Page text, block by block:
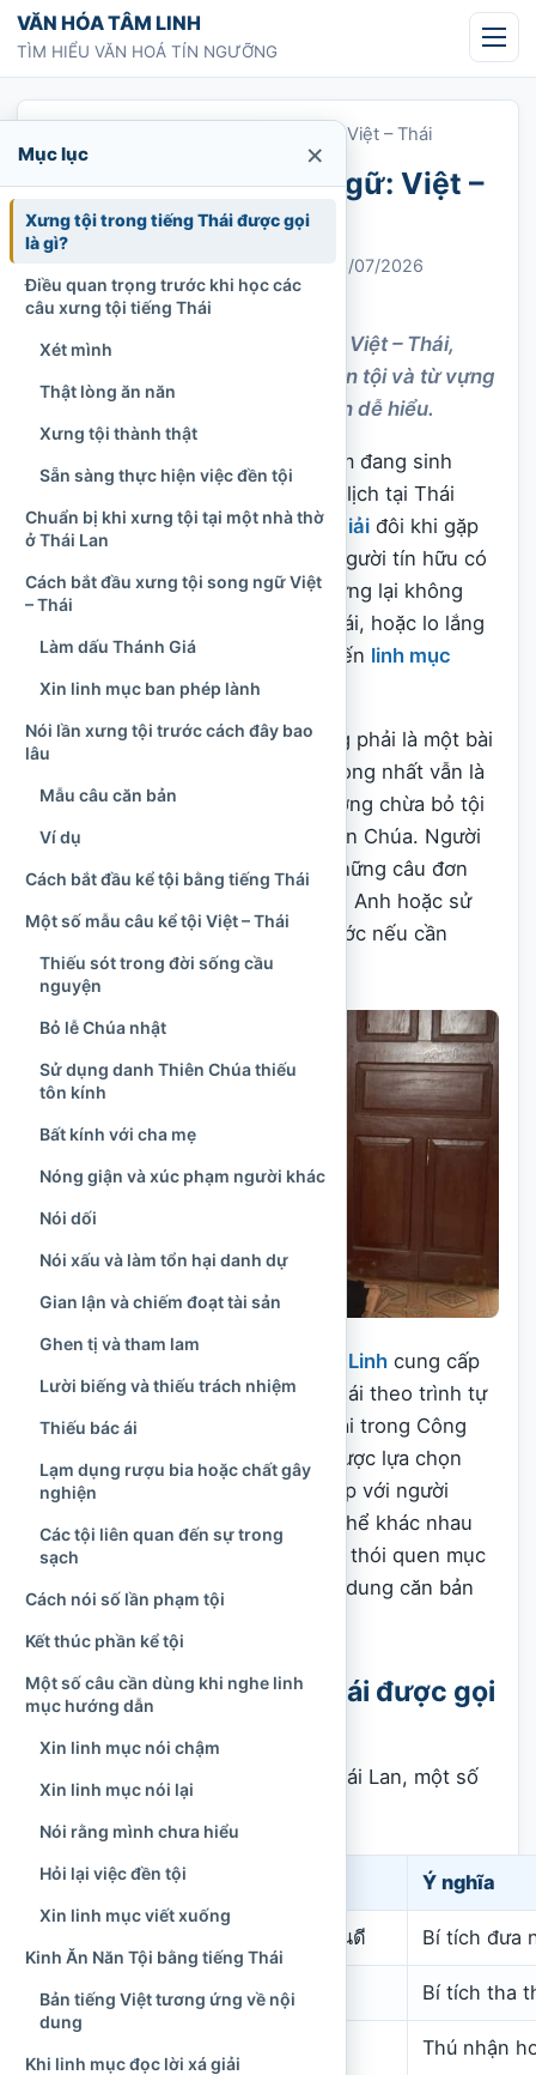
Chuyển tới nội dung
VĂN HÓA TÂM LINH
TÌM HIỂU VĂN HOÁ TÍN NGƯỠNG
Cách xưng tội song ngữ: Việt – Thái
Cách xưng tội song ngữ: Việt –
Thái
Cập nhật: 23/07/2026
Công giáo
900 lượt xem
Hướng dẫn xưng tội song ngữ Việt – Thái,
gồm mẫu đối thoại, kinh ăn năn tội và từ vựng
cần dùng khi dự lễ tại Thái Lan dễ hiểu.
Đối với người Công giáo Việt Nam đang sinh
sống, học tập, lao động hoặc du lịch tại Thái
Lan, việc lãnh nhận Bí tích Hòa Giải đôi khi gặp
trở ngại vì khác biệt ngôn ngữ. Người tín hữu có
thể biết mình cần nói điều gì nhưng lại không
biết cách diễn đạt bằng tiếng Thái, hoặc lo lắng
rằng phát âm không đúng sẽ khiến linh mục
không hiểu.
Trên thực tế, việc xưng tội không phải là một bài
kiểm tra ngoại ngữ. Điều quan trọng nhất vẫn là
lòng thành thật, sự ăn năn, ý hướng chừa bỏ tội
lỗi và ước muốn hòa giải với Thiên Chúa. Người
xưng tội có thể trình bày bằng những câu đơn
giản, kết hợp tiếng Thái với tiếng Anh hoặc sử
dụng một tờ giấy đã chuẩn bị trước nếu cần
thiết.
Trong bài viết này, Văn Hóa Tâm Linh cung cấp
cách xưng tội song ngữ Việt – Thái theo trình tự
thông thường của Bí tích Hòa Giải trong Công
giáo Rôma. Các câu tiếng Thái được lựa chọn
theo lối diễn đạt dễ hiểu, phù hợp với người
nước ngoài. Một số cách nói có thể khác nhau
giữa các giáo xứ, giáo phận hoặc thói quen mục
vụ của từng linh mục, nhưng nội dung căn bản
Xưng tội trong tiếng Thái được gọi
tại Thái Lan, một số
Tiếng Việt Ý nghĩa
ศีลแห่งการคืนดี Bí tích đưa
Bí tích Giải Tội ศีลอภัยบาป Bí tích tha
Thú nhận
Mục lục ×
Xưng tội trong tiếng Thái được gọi
là gì?
Điều quan trọng trước khi học các
câu xưng tội tiếng Thái
Xét mình
Thật lòng ăn năn
Xưng tội thành thật
Sẵn sàng thực hiện việc đền tội
Chuẩn bị khi xưng tội tại một nhà thờ
ở Thái Lan
Cách bắt đầu xưng tội song ngữ Việt
– Thái
Làm dấu Thánh Giá
Xin linh mục ban phép lành
Nói lần xưng tội trước cách đây bao
lâu
Mẫu câu căn bản
Ví dụ
Cách bắt đầu kể tội bằng tiếng Thái
Một số mẫu câu kể tội Việt – Thái
Thiếu sót trong đời sống cầu
nguyện
Bỏ lễ Chúa nhật
Sử dụng danh Thiên Chúa thiếu
tôn kính
Bất kính với cha mẹ
Nóng giận và xúc phạm người khác
Nói dối
Nói xấu và làm tổn hại danh dự
Gian lận và chiếm đoạt tài sản
Ghen tị và tham lam
Lười biếng và thiếu trách nhiệm
Thiếu bác ái
Lạm dụng rượu bia hoặc chất gây
nghiện
Các tội liên quan đến sự trong
sạch
Cách nói số lần phạm tội
Kết thúc phần kể tội
Một số câu cần dùng khi nghe linh
mục hướng dẫn
Xin linh mục nói chậm
Xin linh mục nói lại
Nói rằng mình chưa hiểu
Hỏi lại việc đền tội
Xin linh mục viết xuống
Kinh Ăn Năn Tội bằng tiếng Thái
Bản tiếng Việt tương ứng về nội
dung
Khi linh mục đọc lời xá giải